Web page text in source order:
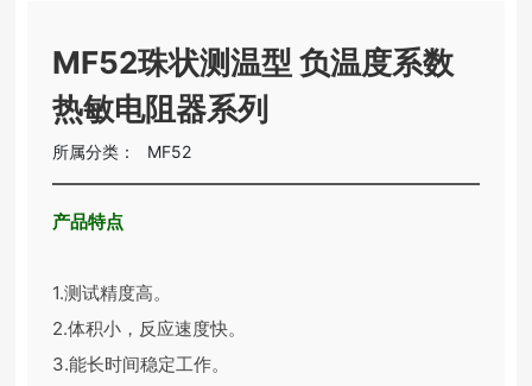
MF52珠状测温型 负温度系数
热敏电阻器系列
所属分类： MF52
产品特点
1.测试精度高。
2.体积小，反应速度快。
3.能长时间稳定工作。